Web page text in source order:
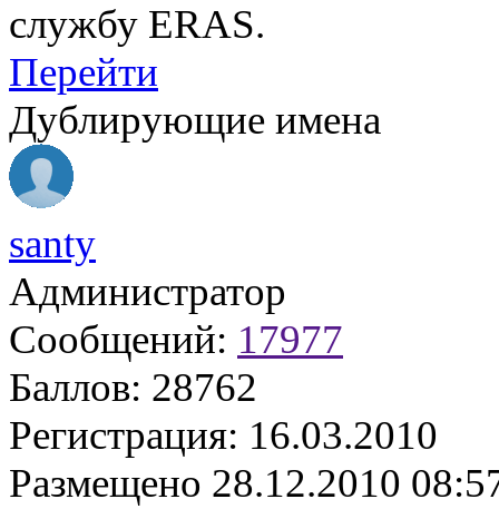
службу ERAS.
Перейти
Дублирующие имена
santy
Администратор
Сообщений: 17977
Баллов: 28762
Регистрация: 16.03.2010
Размещено 28.12.2010